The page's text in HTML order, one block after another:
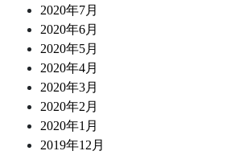
2020年7月
2020年6月
2020年5月
2020年4月
2020年3月
2020年2月
2020年1月
2019年12月